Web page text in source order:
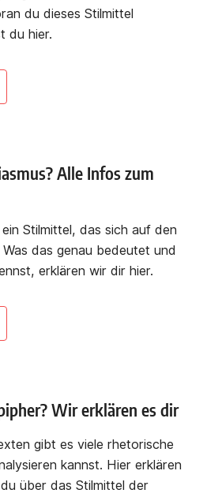
du dieses Stilmittel
du hier.
Alle Infos zum
Stilmittel, das sich auf den
das genau bedeutet und
erklären wir dir hier.
Wir erklären es dir
gibt es viele rhetorische
kannst. Hier erklären
über das Stilmittel der